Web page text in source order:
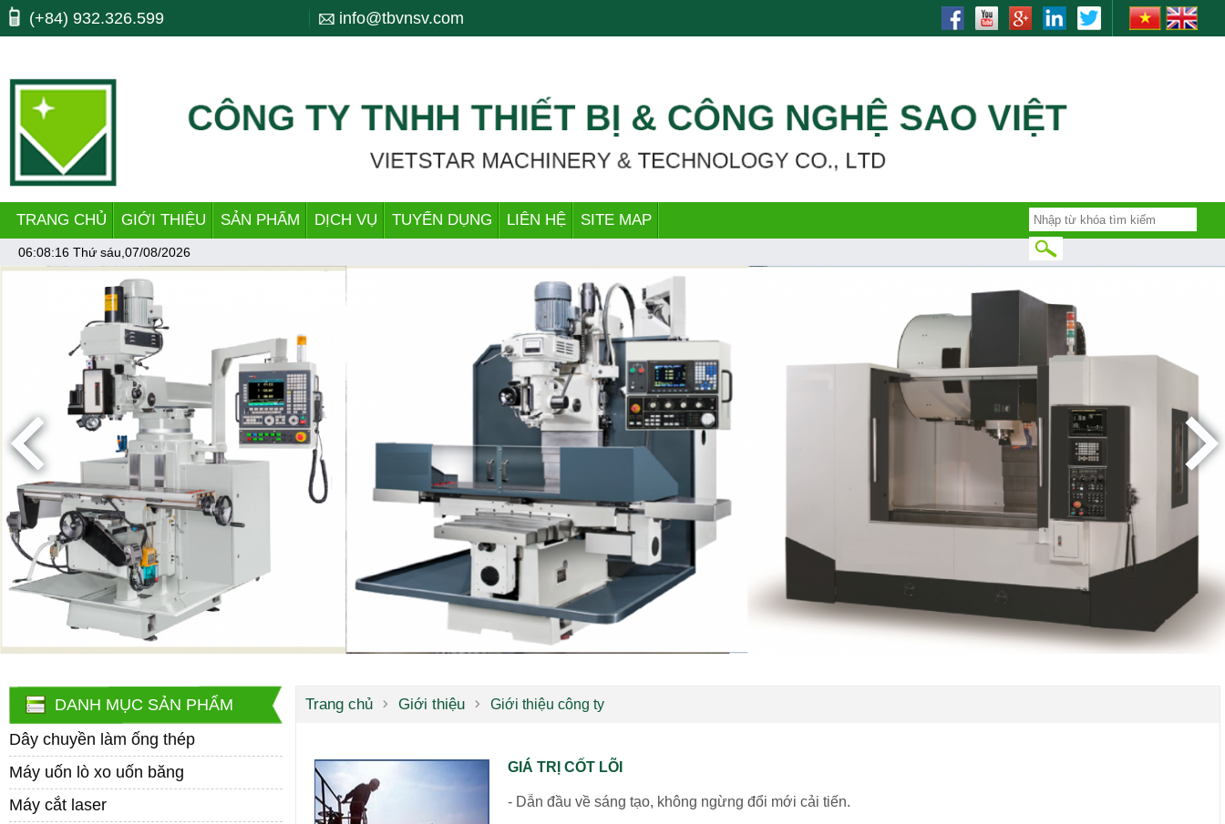
Máy công cụ, may cong cu, CNC, máy cnc, trung tam gia cong, ttgc, trung tâm gia công, CNC lathe, CNC Milling, tiện CNC, khoan, drill, mài, grinding, bending, lò xo, nhiet luyen, quenching, tube making machine,
dây chuyền làm ống, pipe.
(+84) 932.326.599 info@tbvnsv.com
TRANG CHỦ GIỚI THIỆU SẢN PHẨM DỊCH VỤ TUYỂN DỤNG LIÊN HỆ SITE MAP
06:08:16 Thứ sáu,07/08/2026
DANH MỤC SẢN PHẨM
Dây chuyền làm ống thép
Máy uốn lò xo uốn băng
Máy cắt laser
Trang chủ Giới thiệu Giới thiệu công ty
GIÁ TRỊ CỐT LÕI
- Dẫn đầu về sáng tạo, không ngừng đổi mới cải tiến.